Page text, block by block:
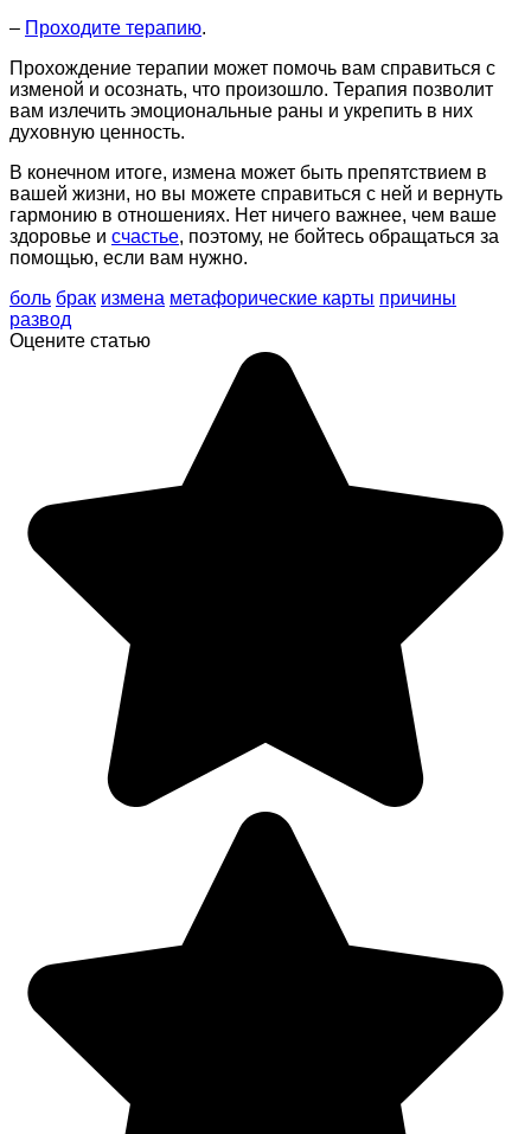
– Проходите терапию.
Прохождение терапии может помочь вам справиться с
изменой и осознать, что произошло. Терапия позволит
вам излечить эмоциональные раны и укрепить в них
духовную ценность.
В конечном итоге, измена может быть препятствием в
вашей жизни, но вы можете справиться с ней и вернуть
гармонию в отношениях. Нет ничего важнее, чем ваше
здоровье и счастье, поэтому, не бойтесь обращаться за
помощью, если вам нужно.
боль брак измена метафорические карты причины
развод
Оцените статью